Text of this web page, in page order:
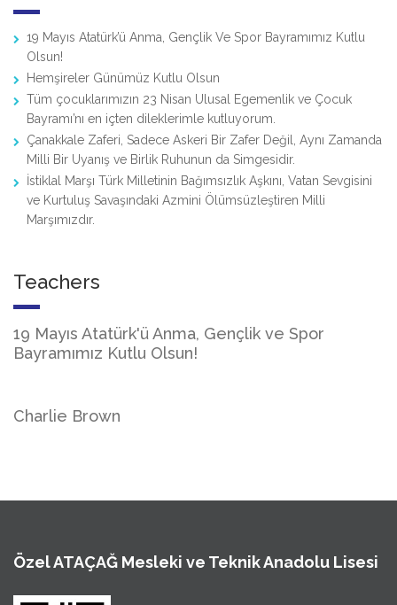
19 Mayıs Atatürk’ü Anma, Gençlik Ve Spor Bayramımız Kutlu
Olsun!
Hemşireler Günümüz Kutlu Olsun
Tüm çocuklarımızın 23 Nisan Ulusal Egemenlik ve Çocuk
Bayramı’nı en içten dileklerimle kutluyorum.
Çanakkale Zaferi, Sadece Askeri Bir Zafer Değil, Aynı Zamanda
Milli Bir Uyanış ve Birlik Ruhunun da Simgesidir.
İstiklal Marşı Türk Milletinin Bağımsızlık Aşkını, Vatan Sevgisini
ve Kurtuluş Savaşındaki Azmini Ölümsüzleştiren Milli
Marşımızdır.
Teachers
19 Mayıs Atatürk'ü Anma, Gençlik ve Spor
Bayramımız Kutlu Olsun!
Charlie Brown
Özel ATAÇAĞ Mesleki ve Teknik Anadolu Lisesi